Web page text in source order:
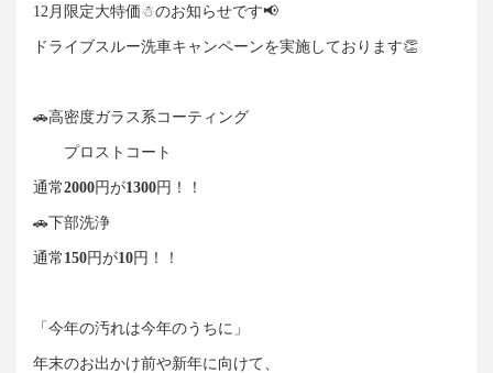
12月限定大特価☃のお知らせです📢
ドライブスルー洗車キャンペーンを実施しております👏
🚗高密度ガラス系コーティング
プロストコート
通常2000円が1300円！！
🚗下部洗浄
通常 150円が10円！！
「今年の汚れは今年のうちに」
年末のお出かけ前や新年に向けて、